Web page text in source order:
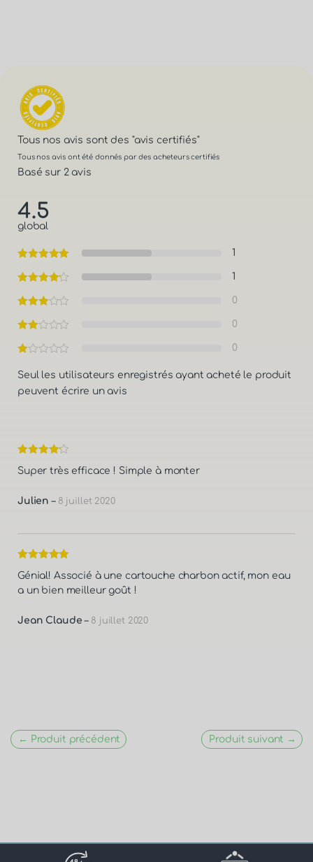
Tous nos avis sont des "avis certifiés"
Tous nos avis ont été donnés par des acheteurs certifiés
Basé sur 2 avis
4.5
global
1
1
0
0
0
Seul les utilisateurs enregistrés ayant acheté le produit
peuvent écrire un avis
sur 5
Super très efficace ! Simple à monter
Julien – 8 juillet 2020
Note
5
Génial! Associé à une cartouche charbon actif, mon eau
a un bien meilleur goût !
Jean Claude – 8 juillet 2020
← Produit précédent Produit suivant →